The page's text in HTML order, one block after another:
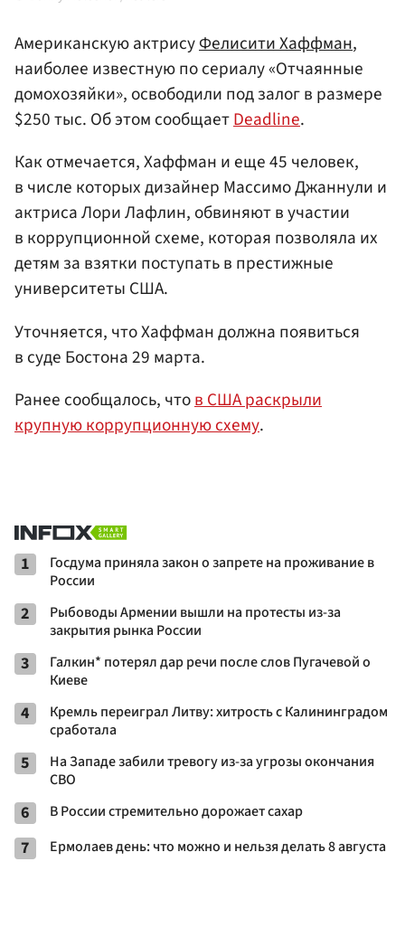
Американскую актрисуФелисити Хаффман,
наиболее известную по сериалу «Отчаянные
домохозяйки», освободили под залог в размере
$250 тыс. Об этом сообщаетDeadline.
Как отмечается, Хаффман и еще 45 человек,
в числе которых дизайнер Массимо Джаннули и
актриса Лори Лафлин, обвиняют в участии
в коррупционной схеме, которая позволяла их
детям за взятки поступать в престижные
университеты США.
Уточняется, что Хаффман должна появиться
в суде Бостона 29 марта.
Ранее сообщалось, чтов США раскрыли
крупную коррупционную схему.
1
Госдума приняла закон о запрете на проживание в
России
2
Рыбоводы Армении вышли на протесты из-за
закрытия рынка России
3
Галкин* потерял дар речи после слов Пугачевой о
Киеве
4
Кремль переиграл Литву: хитрость с Калининградом
сработала
5
На Западе забили тревогу из-за угрозы окончания
СВО
6 В России стремительно дорожает сахар
7 Ермолаев день: что можно и нельзя делать 8 августа